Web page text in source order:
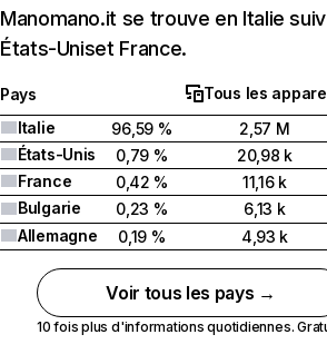
Manomano.it se trouve en Italie
États-Uniset France.
Pays
Tous les
Italie
96,59 %
2,57 M
États-Unis
0,79 %
20,98 k
France
0,42 %
11,16 k
Bulgarie
0,23 %
6,13 k
Allemagne
0,19 % 4,93 k
Voir tous les pays →
10 fois plus d'informations quotidiennes.